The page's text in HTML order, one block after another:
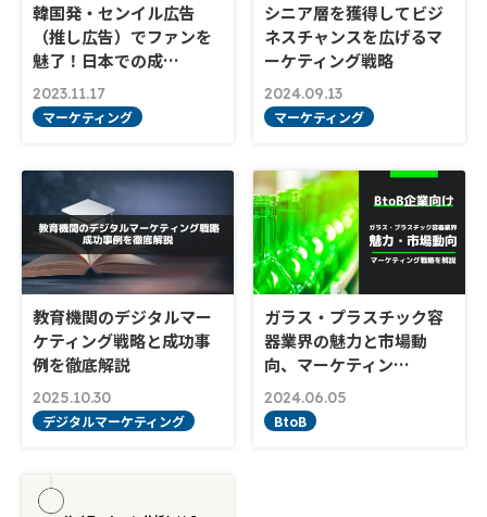
韓国発・センイル広告
（推し広告）でファンを
魅了！日本での成…
2023.11.17
マーケティング
シニア層を獲得してビジ
ネスチャンスを広げるマ
ーケティング戦略
2024.09.13
マーケティング
教育機関のデジタルマー
ケティング戦略と成功事
例を徹底解説
2025.10.30
デジタルマーケティング
ガラス・プラスチック容
器業界の魅力と市場動
向、マーケティン…
2024.06.05
BtoB